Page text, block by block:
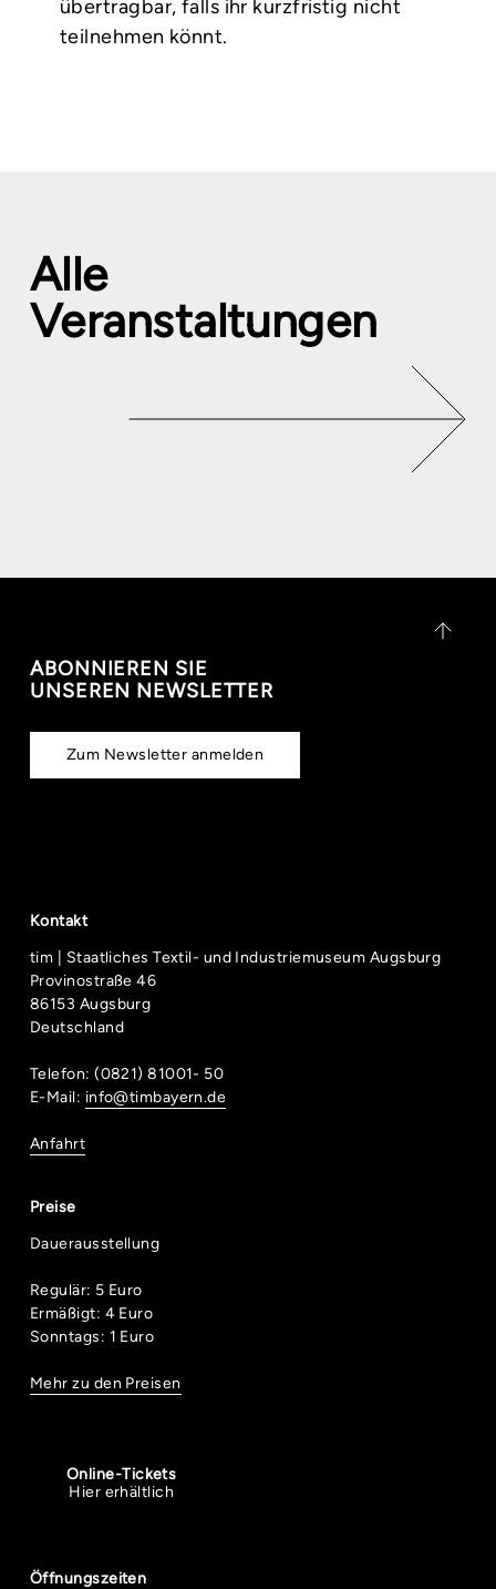
übertragbar, falls ihr kurzfristig nicht
teilnehmen könnt.
Alle
Veranstaltungen
ABONNIEREN SIE
UNSEREN NEWSLETTER
Zum Newsletter anmelden
Kontakt
tim | Staatliches Textil- und Industriemuseum Augsburg
Provinostraße 46
86153 Augsburg
Deutschland
Telefon: (0821) 81001- 50
E-Mail: info@timbayern.de
Anfahrt
Preise
Dauerausstellung
Regulär: 5 Euro
Ermäßigt: 4 Euro
Sonntags: 1 Euro
Mehr zu den Preisen
Online-Tickets
Hier erhältlich
Öffnungszeiten